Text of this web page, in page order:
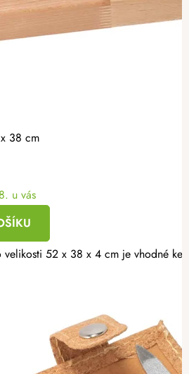
38 cm
u vás
52 x 38 x 4 cm je vhodné ke